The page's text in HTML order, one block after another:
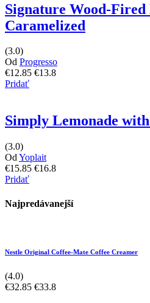
Signature Wood-
Caramelized
(3.0)
Od Progresso
€12.85 €13.8
Pridať
Simply Lemonade
(3.0)
Od Yoplait
€15.85 €16.8
Pridať
Najpredávanejší
Nestle Original Coffee-Mate Coffee Creamer
(4.0)
€32.85 €33.8